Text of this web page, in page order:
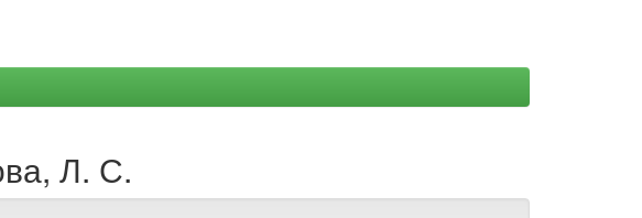
Л. С.